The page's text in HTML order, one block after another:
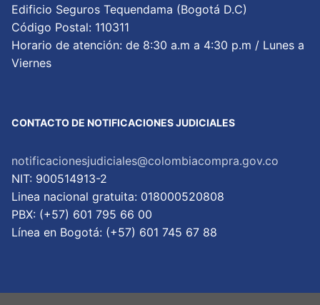
Edificio Seguros Tequendama (Bogotá D.C)
Código Postal: 110311
Horario de atención: de 8:30 a.m a 4:30 p.m / Lunes a
Viernes
CONTACTO DE NOTIFICACIONES JUDICIALES
notificacionesjudiciales@colombiacompra.gov.co
NIT: 900514913-2
Linea nacional gratuita: 018000520808
PBX: (+57) 601 795 66 00
Lí­nea en Bogotá: (+57) 601 745 67 88